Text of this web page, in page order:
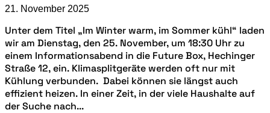
21. November 2025
Unter dem Titel „Im Winter warm, im Sommer kühl“ laden
wir am Dienstag, den 25. November, um 18:30 Uhr zu
einem Informationsabend in die Future Box, Hechinger
Straße 12, ein. Klimasplitgeräte werden oft nur mit
Kühlung verbunden. Dabei können sie längst auch
effizient heizen. In einer Zeit, in der viele Haushalte auf
der Suche nach...